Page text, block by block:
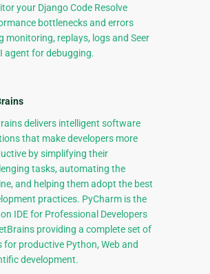
your Django Code Resolve
bottlenecks and errors
monitoring, replays, logs and Seer
agent for debugging.
delivers intelligent software
that make developers more
by simplifying their
tasks, automating the
and helping them adopt the best
practices. PyCharm is the
IDE for Professional Developers
providing a complete set of
for productive Python, Web and
development.